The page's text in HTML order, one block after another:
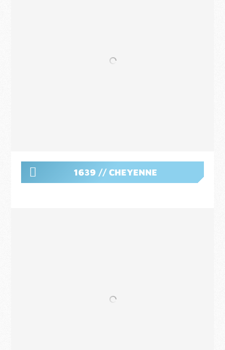
1639 // CHEYENNE